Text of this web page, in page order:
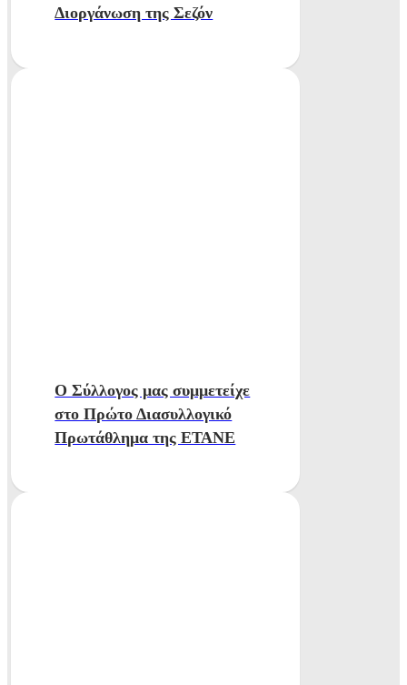
Διοργάνωση της Σεζόν
Ο Σύλλογος μας συμμετείχε
στο Πρώτο Διασυλλογικό
Πρωτάθλημα της ΕΤΑΝΕ